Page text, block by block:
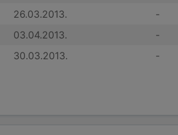
26.03.2013. -
03.04.2013. -
30.03.2013. -